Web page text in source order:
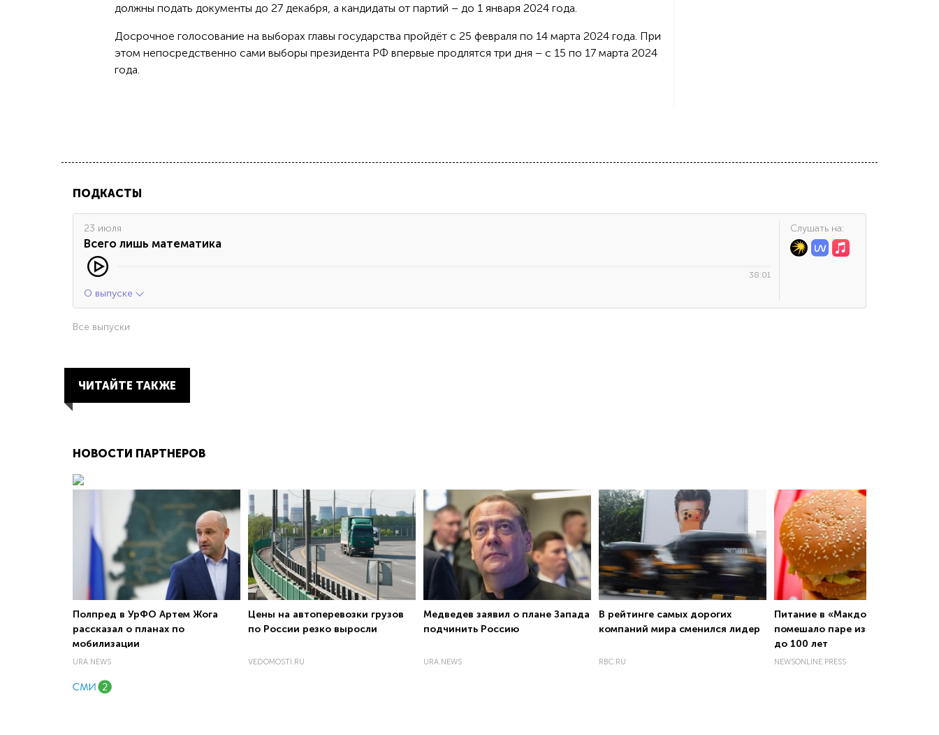
должны подать документы до 27 декабря, а кандидаты от партий – до 1 января 2024 года.
Досрочное голосование на выборах главы государства пройдёт с 25 февраля по 14 марта 2024 года. При
этом непосредственно сами выборы президента РФ впервые продлятся три дня – с 15 по 17 марта 2024
года.
ПОДКАСТЫ
23 июля
Всего лишь математика
38:01
О выпуске
Cлушать на:
Все выпуски
ЧИТАЙТЕ ТАКЖЕ
НОВОСТИ ПАРТНЕРОВ
Полпред в УрФО Артем Жога
рассказал о планах по
мобилизации
URA.NEWS
Цены на автоперевозки грузов
по России резко выросли
VEDOMOSTI.RU
Медведев заявил о плане Запада
подчинить Россию
URA.NEWS
В рейтинге самых дорогих
компаний мира сменился лидер
RBC.RU
Питание в «Макдоналдсе» не
помешало паре из США дожить
до 100 лет
NEWSONLINE.PRESS